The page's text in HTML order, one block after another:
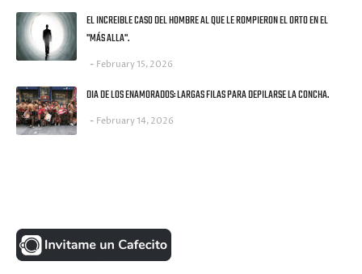
EL INCREIBLE CASO DEL HOMBRE AL QUE LE ROMPIERON EL ORTO EN EL
"MÁS ALLA".
February 15, 2026
DIA DE LOS ENAMORADOS: LARGAS FILAS PARA DEPILARSE LA CONCHA.
February 14, 2026